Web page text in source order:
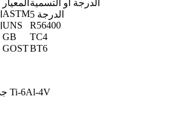
المعيار الدرجة أو التسمية
ASTM
الدرجة 5
UNS
R56400
GB
TC4
GOSTBT6
جدول الخصائص الشاملة لـ Ti-6Al-4V